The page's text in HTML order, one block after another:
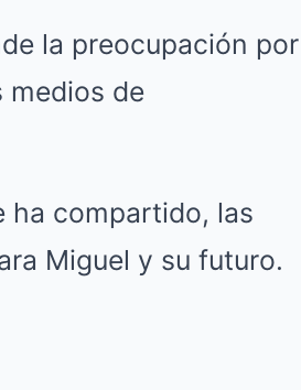
la preocupación por
medios de
ha compartido, las
Miguel y su futuro.